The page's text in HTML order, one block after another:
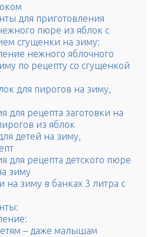
для приготовления
пюре из яблок с
сгущенки на зиму:
нежного яблочного
по рецепту со сгущенкой
для пирогов на зиму,
для рецепта заготовки на
из яблок
детей на зиму,
для рецепта детского пюре
зиму
зиму в банках 3 литра с
– даже малышам